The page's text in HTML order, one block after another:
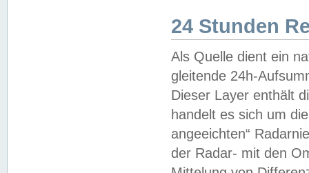
24 Stunden
Als Quelle dient ein
gleitende 24h-
Dieser Layer enthält
handelt es sich um
angeeichten“
der Radar- mit den